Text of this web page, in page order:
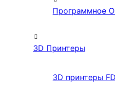
Программное
3D Принтеры
3D принтеры